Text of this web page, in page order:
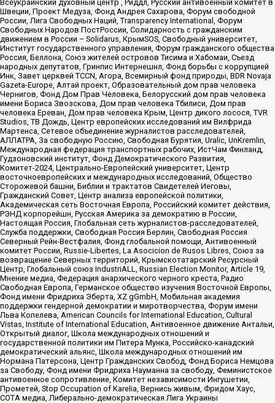
Всеукраинский духовный центр , Риддл, Русский антивоенный комитет в
Швеции, Проект Медуза, Фонд Андрея Сахарова, Форум свободной
России, Лига Свободных Наций, Transparеncy International, Форум
Свободных Народов ПостРоссии, Солидарность с гражданским
движением в России – Solidarus, КрымSOS, Свободный университет,
Институт государственного управления, Форум гражданского общества
Россия, Беллона, Союз жителей островов Тисима и Хабомаи, Съезд
народных депутатов, Гринпис Интернешнл, Фонд борьбы с коррупцией
Инк, Завет церквей TCCN, Агора, Всемирный фонд природы, BDR Novaja
Gazeta-Europe, Алтай проект, Образовательный дом прав человека
Чернигов, Фонд Дом Прав Человека, Белорусский дом прав человека
имени Бориса Звозскова, Дом прав человека Тбилиси, Дом прав
человека Ереван, Дом прав человека Крым, Центр дикого лосося, TVR
Studios, ТВ Дождь, Центр европейских исследований им Вилфрида
Мартенса, Сетевое объединение журналистов расследователей,
АЛЛАТРА, За свободную Россию, Свободная Бурятия, Uralic, UnKremlin,
Международная федерация транспортных рабочих, ИстЧам Финланд,
Гудзоновский институт, Фонд Демократического Развития,
Комитет-2024, Центрально-Европейский университет, Центр
восточноевропейских и международных исследований, Общество
Сторожевой башни, Библии и трактатов Свидетелей Иеговы,
Гражданский Совет, Центр анализа европейской политики,
Академическая сеть Восточная Европа, Российский комитет действия,
РЭНД корпорейшн, Русская Америка за демократию в России,
Настоящая Россия, Глобальная сеть журналистов-расследователей,
Служба поддержки, Свободная Россия Берлин, Свободная Россия
Северный Рейн-Вестфалия, Фонд глобальной помощи, Антивоенный
комитет России, Russie-Libertes, La Asocicion de Rusos Libres, Союз за
возвращение Северных территорий, Крымскотатарский Ресурсный
Центр, Глобальный союз IndustriALL, Russian Election Monitor, Article 19,
Мнение медиа, Федерация анархического черного креста, Радио
Свободная Европа, Германское общество изучения Восточной Европы,
Фонд имени Фридриха Эберта, XZ gGmbH, Мобильная академия
поддержки гендерной демократии и миротворчества, Форум имени
Льва Копелева, American Councils for International Education, Cultural
Vistas, Institute of International Education, Антивоенное движение Антальи,
Открытый диалог, Школа международных отношений и
государственной политики им Питера Мунка, Российско-канадский
демократический альянс, Школа международных отношений им
Нормана Патерсона, Центр Гражданских Свобод, Фонд Бориса Немцова
за Свободу, Фонд имени Фридриха Науманна за свободу, Феминистское
антивоенное сопротивление, Комитет независимости Ингушетии,
Прометей, Stop Occupation of Karelia, Вернись живым, Фридом Хаус,
СОТА медиа, Либерально-демократическая Лига Украины